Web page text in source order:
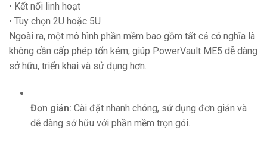
• Kết nối linh hoạt
• Tùy chọn 2U hoặc 5U
Ngoài ra, một mô hình phần mềm bao gồm tất cả có nghĩa là
không cần cấp phép tốn kém, giúp PowerVault ME5 dễ dàng
sở hữu, triển khai và sử dụng hơn.
Đơn giản: Cài đặt nhanh chóng, sử dụng đơn giản và
dễ dàng sở hữu với phần mềm trọn gói.